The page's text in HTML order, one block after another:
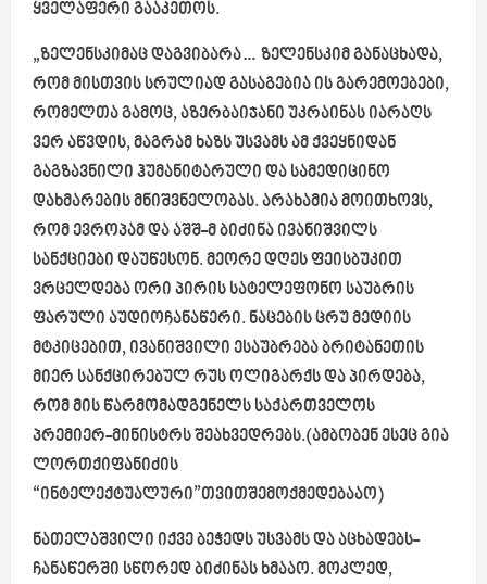
ყველაფერი გააკეთოს.
„ზელენსკიმაც დაგვიბარა… ზელენსკიმ განაცხადა,
რომ მისთვის სრულიად გასაგებია ის გარემოებები,
რომელთა გამოც, აზერბაიჯანი უკრაინას იარაღს
ვერ აწვდის, მაგრამ ხაზს უსვამს ამ ქვეყნიდან
გაგზავნილი ჰუმანიტარული და სამედიცინო
დახმარების მნიშვნელობას. არახამია მოითხოვს,
რომ ევროპამ და აშშ-მ ბიძინა ივანიშვილს
სანქციები დაუწესონ. მეორე დღეს ფეისბუკით
ვრცელდება ორი პირის სატელეფონო საუბრის
ფარული აუდიოჩანაწერი. ნაცების ცრუ მედიის
მტკიცებით, ივანიშვილი ესაუბრება ბრიტანეთის
მიერ სანქცირებულ რუს ოლიგარქს და პირდება,
რომ მის წარმომადგენელს საქართველოს
პრემიერ-მინისტრს შეახვედრებს.(ამბობენ ესეც გია
ლორთქიფანიძის
“ინტელექტუალური”თვითშემოქმედებააო)
ნათელაშვილი იქვე ბეჭედს უსვამს და აცხადებს-
ჩანაწერში სწორედ ბიძინას ხმააო. მოკლედ,